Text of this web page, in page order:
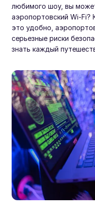
любимого шоу, вы
аэропортовский Wi-Fi?
это удобно,
серьезные риски
знать каждый